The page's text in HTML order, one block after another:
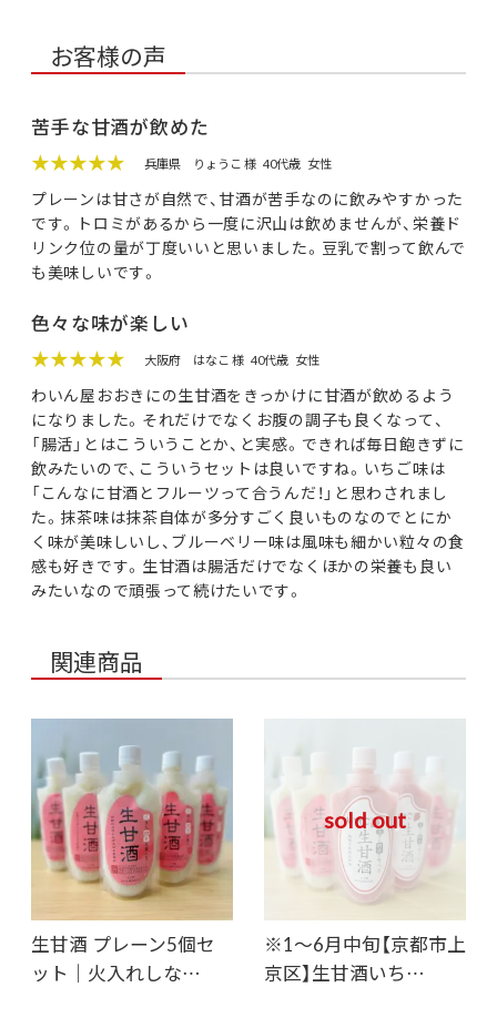
お客様の声
苦手な甘酒が飲めた
★★★★★
兵庫県 りょうこ 様 40代歳 女性
プレーンは甘さが自然で、甘酒が苦手なのに飲みやすかった
です。トロミがあるから一度に沢山は飲めませんが、栄養ド
リンク位の量が丁度いいと思いました。豆乳で割って飲んで
も美味しいです。
色々な味が楽しい
★★★★★
大阪府 はなこ 様 40代歳 女性
わいん屋おおきにの生甘酒をきっかけに甘酒が飲めるよう
になりました。それだけでなくお腹の調子も良くなって、
「腸活」とはこういうことか、と実感。できれば毎日飽きずに
飲みたいので、こういうセットは良いですね。いちご味は
「こんなに甘酒とフルーツって合うんだ！」と思わされまし
た。抹茶味は抹茶自体が多分すごく良いものなのでとにか
く味が美味しいし、ブルーベリー味は風味も細かい粒々の食
感も好きです。生甘酒は腸活だけでなくほかの栄養も良い
みたいなので頑張って続けたいです。
関連商品
生甘酒 プレーン5個セ
ット｜火入れしな…
sold out
※1～6月中旬【京都市上
京区】生甘酒いち…